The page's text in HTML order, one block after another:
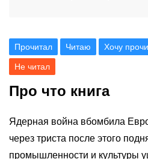
Прочитал Читаю Хочу
Не читал
Про что книга
Ядерная война вбомбила
через триста после этого
промышленности и культуры